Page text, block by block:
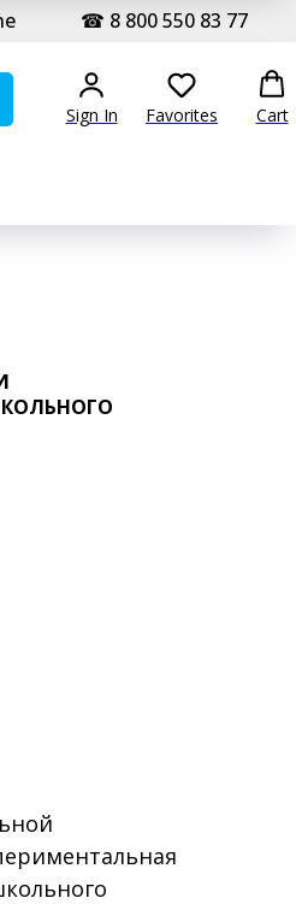
☎ 8 800 550 83 77
Sign In Favorites Cart